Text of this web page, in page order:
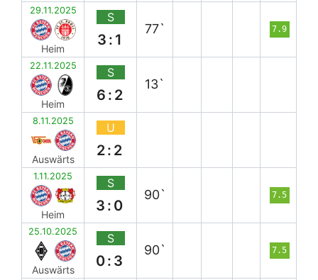
29.11.2025
Heim
S
3:1
77` 7.9
22.11.2025
Heim
S
6:2
13`
8.11.2025
Auswärts
U
2:2
1.11.2025
Heim
S
3:0
90` 7.5
25.10.2025
Auswärts
S
0:3
90` 7.5